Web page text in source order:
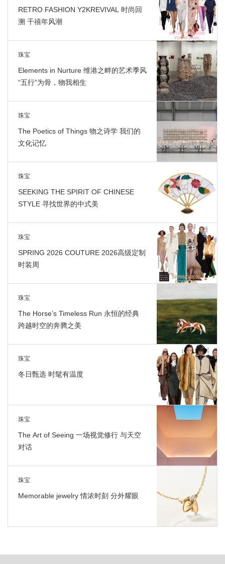
RETRO FASHION Y2KREVIVAL 时尚回
溯 千禧年风潮
珠宝
Elements in Nurture 维港之畔的艺术季风
“五行”为骨，物我相生
珠宝
The Poetics of Things 物之诗学 我们的
文化记忆
珠宝
SEEKING THE SPIRIT OF CHINESE
STYLE 寻找世界的中式美
珠宝
SPRING 2026 COUTURE 2026高级定制
时装周
珠宝
The Horse’s Timeless Run 永恒的经典
跨越时空的奔腾之美
珠宝
冬日甄选 时髦有温度
珠宝
The Art of Seeing 一场视觉修行 与天空
对话
珠宝
Memorable jewelry 情浓时刻 分外耀眼